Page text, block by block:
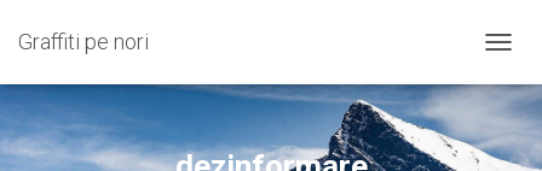
Graffiti pe nori